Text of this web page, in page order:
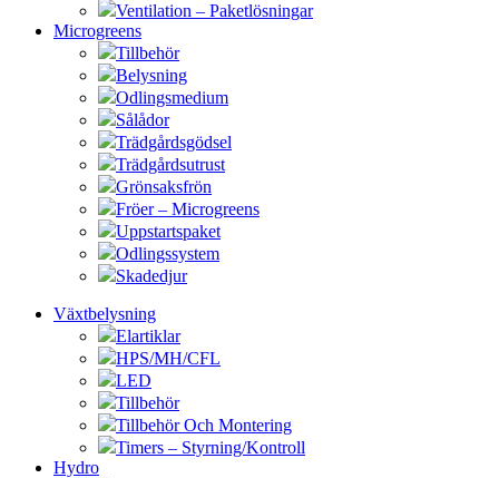
Ventilation – Paketlösningar
Microgreens
Tillbehör
Belysning
Odlingsmedium
Sålådor
Trädgårdsgödsel
Trädgårdsutrust
Grönsaksfrön
Fröer – Microgreens
Uppstartspaket
Odlingssystem
Skadedjur
Växtbelysning
Elartiklar
HPS/MH/CFL
LED
Tillbehör
Tillbehör Och Montering
Timers – Styrning/Kontroll
Hydro